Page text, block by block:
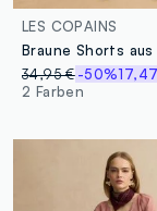
LES COPAINS
34,95 €-50%
2 Farben